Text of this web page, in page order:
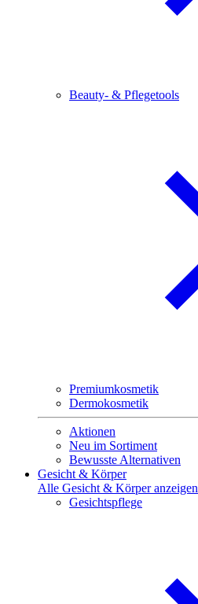
Beauty- & Pflegetools
Premiumkosmetik
Dermokosmetik
Aktionen
Neu im Sortiment
Bewusste Alternativen
Gesicht & Körper
Alle Gesicht & Körper anzeigen
Gesichtspflege